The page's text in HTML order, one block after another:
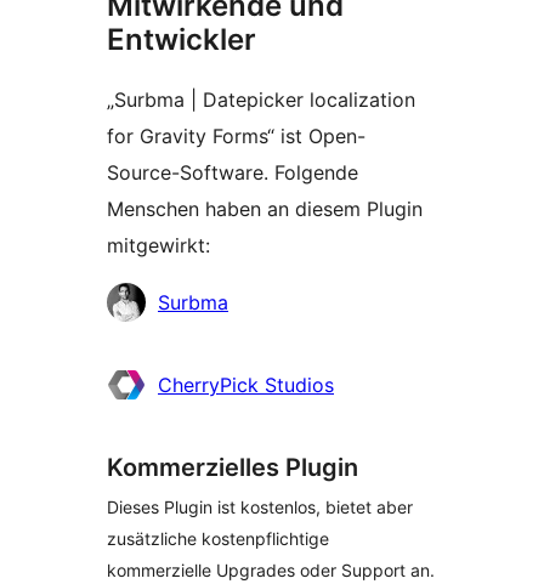
Entwickler
„Surbma | Datepicker localization
for Gravity Forms“ ist Open-
Source-Software. Folgende
Menschen haben an diesem Plugin
mitgewirkt:
Mitwirkende
Surbma
CherryPick Studios
Kommerzielles Plugin
Dieses Plugin ist kostenlos, bietet aber
zusätzliche kostenpflichtige
kommerzielle Upgrades oder Support an.